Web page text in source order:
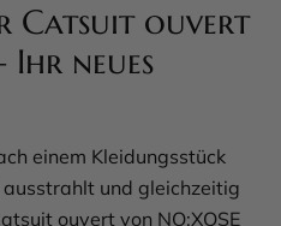
Catsuit ouvert
Ihr neues
einem Kleidungsstück
und gleichzeitig
ouvert von NO:XQSE